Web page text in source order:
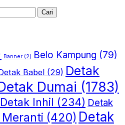
Banner (2) Belo Kampung (79)
Babel (29) Detak
Dumai (1783)
Detak Inhil (234) Detak
(420) Detak